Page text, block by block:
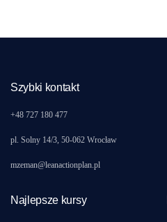
Szybki kontakt
+48 727 180 477
pl. Solny 14/3, 50-062 Wrocław
mzeman@leanactionplan.pl
Najlepsze kursy